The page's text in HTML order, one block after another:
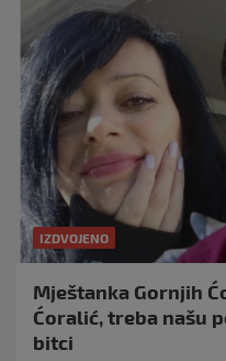
IZDVOJENO
Mještanka Gornjih
Ćoralić, treba našu
bitci